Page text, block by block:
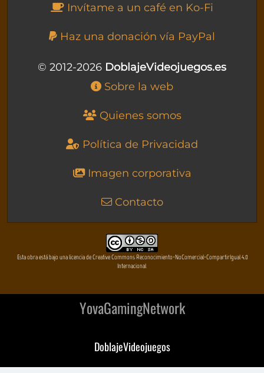
Invítame a un café en Ko-Fi
Haz una donación vía PayPal
© 2012-2026 DoblajeVideojuegos.es
Sobre la web
Quienes somos
Política de Privacidad
Imagen corporativa
Contacto
Esta obra está bajo una licencia de Creative Commons Reconocimiento-NoComercial-CompartirIgual 4.0
Internacional
YovaGamingNetwork
DoblajeVideojuegos